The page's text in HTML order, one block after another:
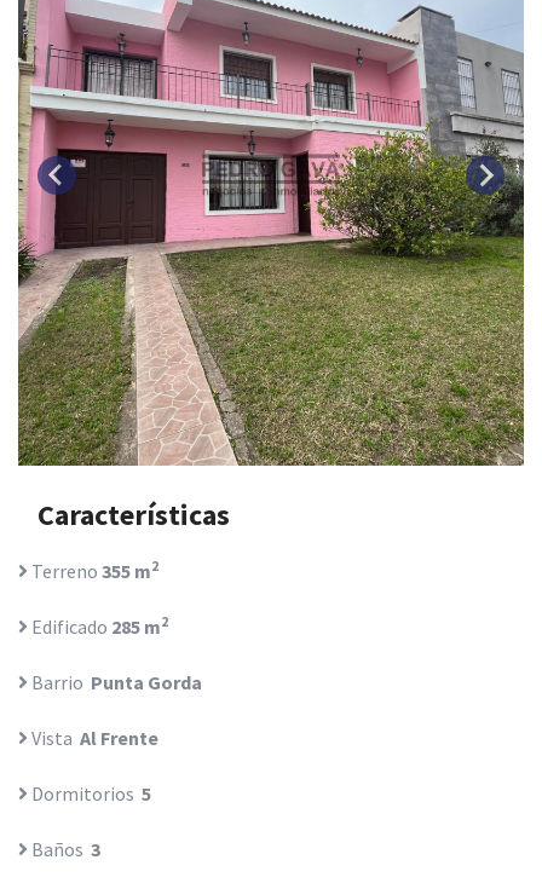
Características
Terreno 355 m2
Edificado 285 m2
Barrio Punta Gorda
Vista Al Frente
Dormitorios 5
Baños 3